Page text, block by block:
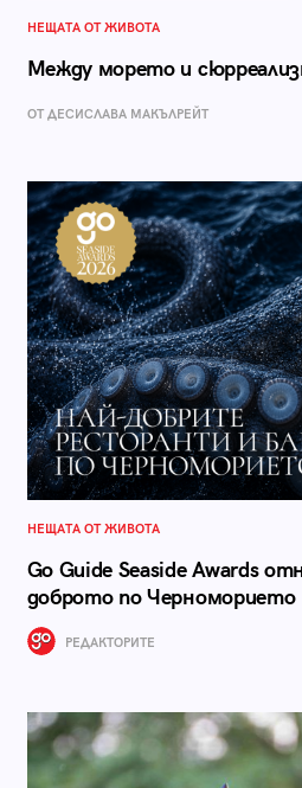
НЕЩАТА ОТ ЖИВОТА
Между морето и
ОТ ДЕСИСЛАВА МАКЪЛРЕЙТ
НЕЩАТА ОТ ЖИВОТА
Go Guide Seaside Awards
доброто по Черноморието
РЕДАКТОРИТЕ